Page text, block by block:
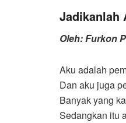
Jadikanlah
Oleh: Furkon
Aku adalah
Dan aku juga
Banyak yang
Sedangkan itu